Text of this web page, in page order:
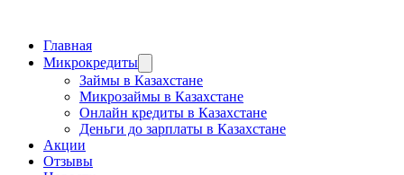
Главная
Микрокредиты
Займы в Казахстане
Микрозаймы в Казахстане
Онлайн кредиты в Казахстане
Деньги до зарплаты в Казахстане
Акции
Отзывы